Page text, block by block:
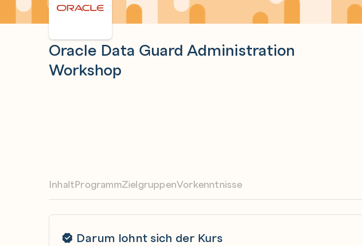
Oracle Data Guard Administration
Workshop
InhaltProgrammZielgruppenVorkenntnisse
Darum lohnt sich der Kurs